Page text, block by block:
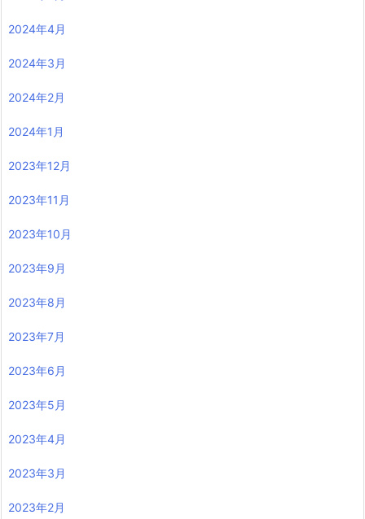
2024年4月
2024年3月
2024年2月
2024年1月
2023年12月
2023年11月
2023年10月
2023年9月
2023年8月
2023年7月
2023年6月
2023年5月
2023年4月
2023年3月
2023年2月